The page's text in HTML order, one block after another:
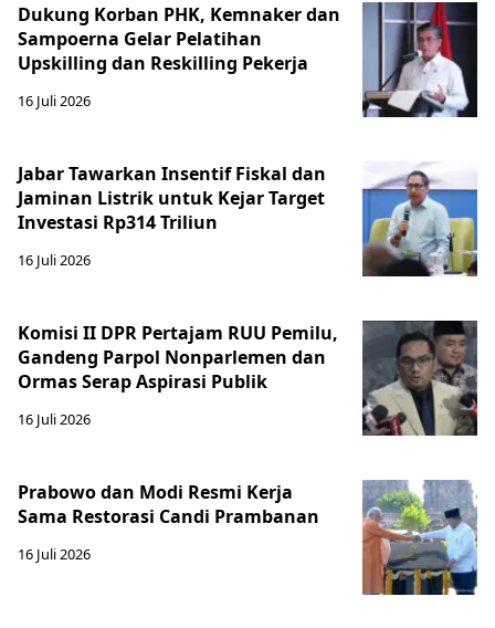
Dukung Korban PHK, Kemnaker dan
Sampoerna Gelar Pelatihan
Upskilling dan Reskilling Pekerja
16 Juli 2026
Jabar Tawarkan Insentif Fiskal dan
Jaminan Listrik untuk Kejar Target
Investasi Rp314 Triliun
16 Juli 2026
Komisi II DPR Pertajam RUU Pemilu,
Gandeng Parpol Nonparlemen dan
Ormas Serap Aspirasi Publik
16 Juli 2026
Prabowo dan Modi Resmi Kerja
Sama Restorasi Candi Prambanan
16 Juli 2026